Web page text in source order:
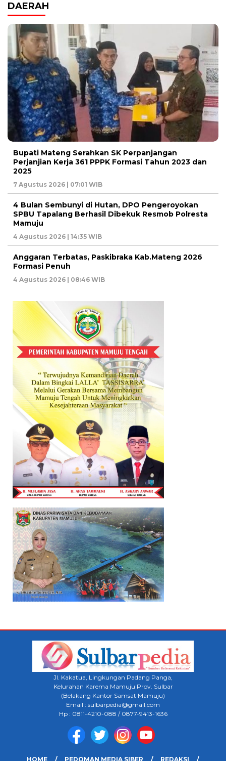
DAERAH
Bupati Mateng Serahkan SK Perpanjangan
Perjanjian Kerja 361 PPPK Formasi Tahun 2023 dan
2025
7 Agustus 2026 | 07:01 WIB
4 Bulan Sembunyi di Hutan, DPO Pengeroyokan
SPBU Tapalang Berhasil Dibekuk Resmob Polresta
Mamuju
4 Agustus 2026 | 14:35 WIB
Anggaran Terbatas, Paskibraka Kab.Mateng 2026
Formasi Penuh
4 Agustus 2026 | 08:46 WIB
Jl. Kakatua, Lingkungan Padang Panga,
Kelurahan Karema Mamuju Prov. Sulbar
(Belakang Kantor Samsat Mamuju)
Email : sulbarpedia@gmail.com
Hp : 0811-4210-088 / 0877-9413-1636
HOME PEDOMAN MEDIA SIBER REDAKSI